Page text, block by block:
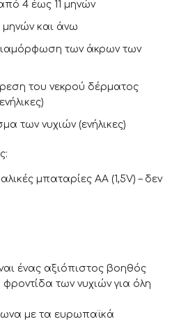
4 έως 11 μηνών
μηνών και άνω
διαμόρφωση των άκρων των
του νεκρού δέρματος
των νυχιών (ενήλικες)
μπαταρίες AA (1,5V) – δεν
ένας αξιόπιστος βοηθός
των νυχιών για όλη
με τα ευρωπαϊκά